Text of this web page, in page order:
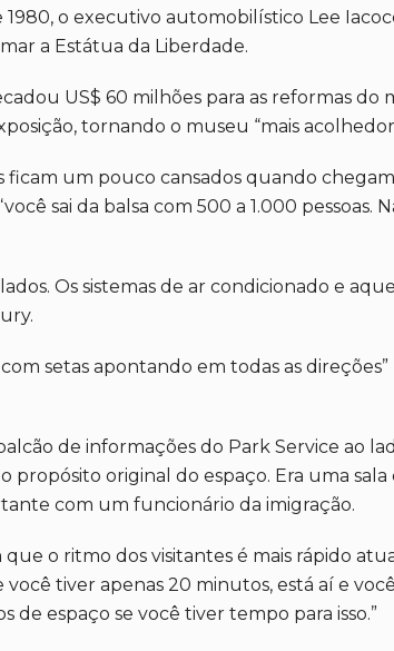
o executivo automobilístico Lee
a Estátua da Liberdade.
US$ 60 milhões para as reformas do
tornando o museu “mais
um pouco cansados ​​quando
sai da balsa com 500 a 1.000 pessoas.
Os sistemas de ar condicionado e
setas apontando em todas as
de informações do Park Service ao
original do espaço. Era uma
com um funcionário da imigração.
o ritmo dos visitantes é mais rápido
você tiver apenas 20 minutos, está aí e
espaço se você tiver tempo para isso.”